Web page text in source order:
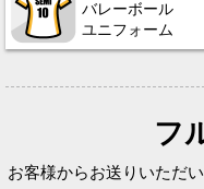
バレーボール
ユニフォーム
フ
お客様からお送りいただ